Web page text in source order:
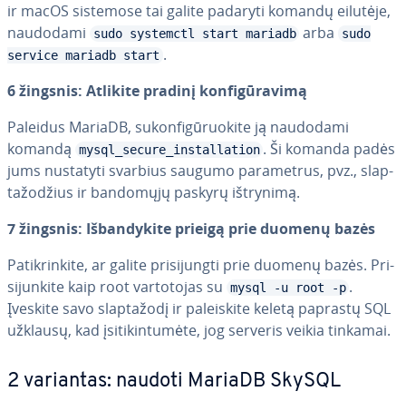
ir macOS sistemose tai galite padaryti komandų eilutėje,
naudodami
sudo systemctl start mariadb arba
sudo
service mariadb start .
6 žingsnis: Atlikite pradinį kon­fi­gū­ra­vi­mą
Paleidus MariaDB, su­kon­fi­gū­ruo­ki­te ją naudodami
komandą mysql_secure_installation . Ši komanda padės
jums nustatyti svarbius saugumo pa­ra­met­rus, pvz., slap­
ta­žo­džius ir bandomųjų paskyrų ištrynimą.
7 žingsnis: Iš­ban­dy­ki­te prieigą prie duomenų bazės
Pa­tik­rin­ki­te, ar galite pri­si­jung­ti prie duomenų bazės. Pri­
si­jun­ki­te kaip root var­to­to­jas su mysql -u root -p .
Įveskite savo slap­ta­žo­dį ir pa­lei­s­ki­te keletą paprastų SQL
užklausų, kad įsi­ti­kin­tu­mė­te, jog serveris veikia tinkamai.
2 variantas: naudoti MariaDB SkySQL